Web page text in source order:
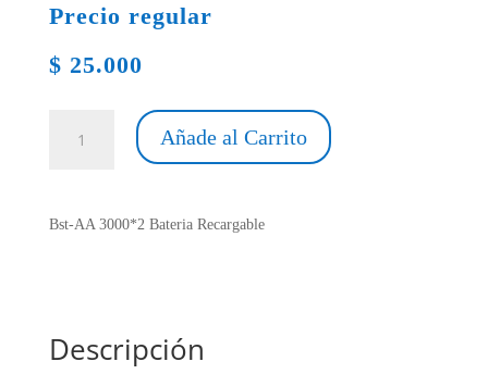
Precio regular
$ 25.000
Recargable
Añade al Carrito
Bst-AA 3000*2 Bateria Recargable
Descripción